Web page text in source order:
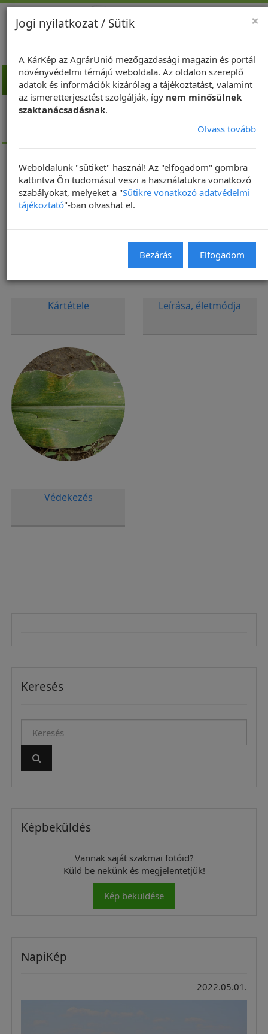
Kezdőlap
Kukorica
A kukorica rovarkártevői
Kártétele Leírása, életmódja
Védekezés
Keresés
Képbeküldés
Vannak saját szakmai fotóid?
Küld be nekünk és megjelentetjük!
Kép beküldése
NapiKép
2022.05.01.
×
Jogi nyilatkozat / Sütik
A KárKép az AgrárUnió mezőgazdasági magazin és portál
növényvédelmi témájú weboldala. Az oldalon szereplő
adatok és információk kizárólag a tájékoztatást, valamint
az ismeretterjesztést szolgálják, így nem minősülnek
szaktanácsadásnak.
Olvass tovább
Weboldalunk "sütiket" használ! Az "elfogadom" gombra
kattintva Ön tudomásul veszi a használatukra vonatkozó
szabályokat, melyeket a "Sütikre vonatkozó adatvédelmi
tájékoztató"-ban olvashat el.
Bezárás Elfogadom